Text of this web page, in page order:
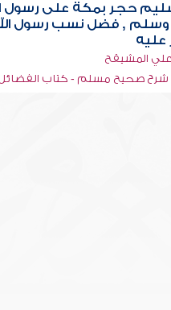
حجر بمكة على رسول
وسلم , فضل نسب رسول
عليه
المشيقح
صحيح مسلم - كتاب الفضائل